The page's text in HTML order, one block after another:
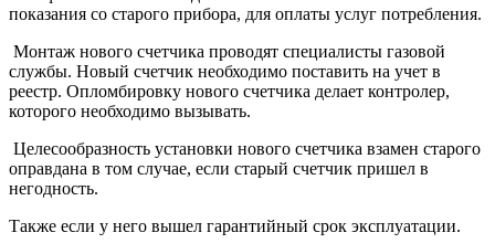
показания со старого прибора, для оплаты услуг потребления.
Монтаж нового счетчика проводят специалисты газовой
службы. Новый счетчик необходимо поставить на учет в
реестр. Опломбировку нового счетчика делает контролер,
которого необходимо вызывать.
Целесообразность установки нового счетчика взамен старого
оправдана в том случае, если старый счетчик пришел в
негодность.
Также если у него вышел гарантийный срок эксплуатации.